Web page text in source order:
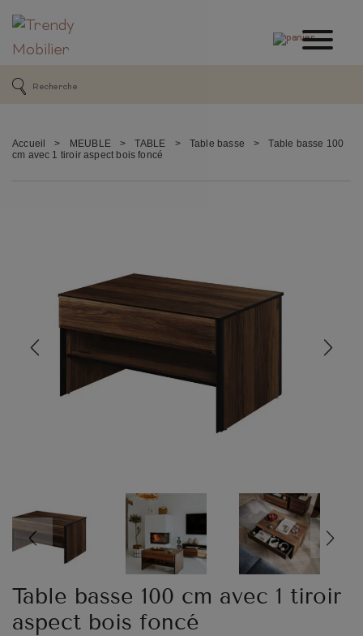
Accueil > MEUBLE > TABLE > Table basse >
Table basse 100
cm avec 1 tiroir aspect bois foncé
Table basse 100 cm avec 1 tiroir
aspect bois foncé